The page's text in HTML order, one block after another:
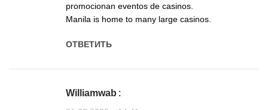
promocionan eventos de casinos.
Manila is home to many large casinos.
ОТВЕТИТЬ
Williamwab :